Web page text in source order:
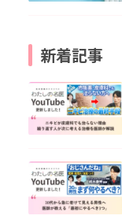
新着記事